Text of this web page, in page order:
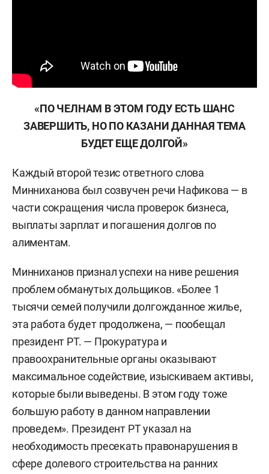
«ПО ЧЕЛНАМ В ЭТОМ ГОДУ ЕСТЬ ШАНС
ЗАВЕРШИТЬ, НО ПО КАЗАНИ ДАННАЯ ТЕМА
БУДЕТ ЕЩЕ ДОЛГОЙ»
Каждый второй тезис ответного слова
Минниханова был созвучен речи Нафикова — в
части сокращения числа проверок бизнеса,
выплаты зарплат и погашения долгов по
алиментам.
Минниханов признал успехи на ниве решения
проблем обманутых дольщиков. «Более 1
тысячи семей получили долгожданное жилье,
эта работа будет продолжена, — пообещал
президент РТ. — Прокуратура и
правоохранительные органы оказывают
максимальное содействие, изыскиваем активы,
которые были выведены. В этом году тоже
большую работу в данном направлении
проведем». Президент РТ указал на
необходимость пресекать правонарушения в
сфере долевого строительства на ранних